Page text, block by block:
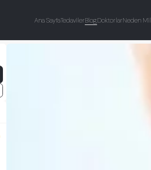
Ana SayfaTedavilerBlogDoktorlarNeden